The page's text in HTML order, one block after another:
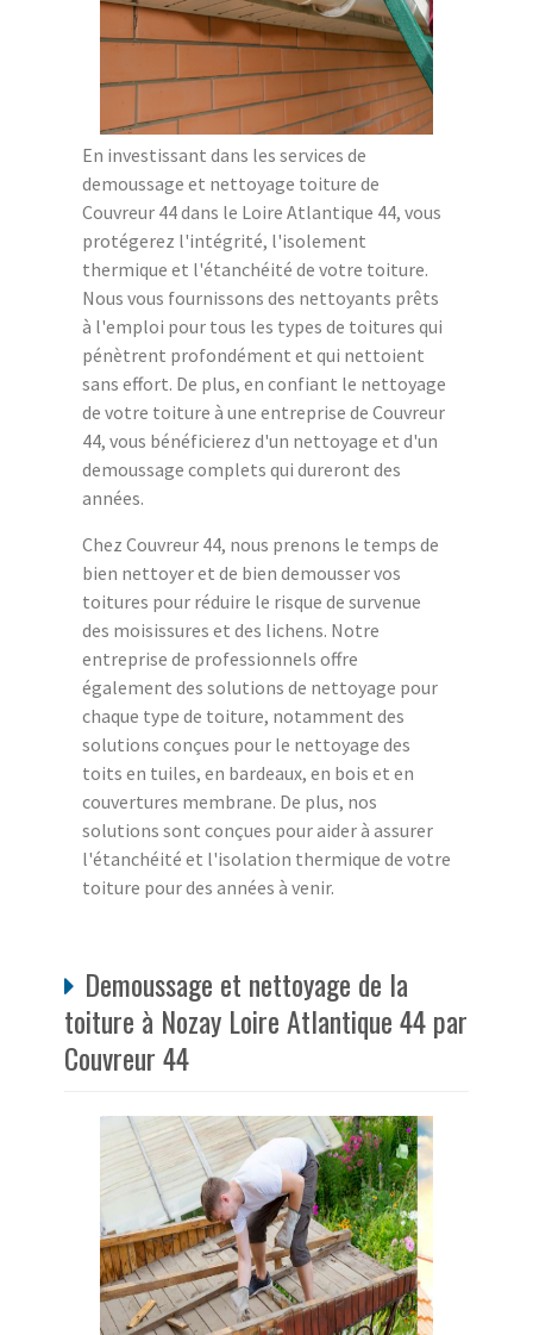
En investissant dans les services de
demoussage et nettoyage toiture de
Couvreur 44 dans le Loire Atlantique 44, vous
protégerez l'intégrité, l'isolement
thermique et l'étanchéité de votre toiture.
Nous vous fournissons des nettoyants prêts
à l'emploi pour tous les types de toitures qui
pénètrent profondément et qui nettoient
sans effort. De plus, en confiant le nettoyage
de votre toiture à une entreprise de Couvreur
44, vous bénéficierez d'un nettoyage et d'un
demoussage complets qui dureront des
années.
Chez Couvreur 44, nous prenons le temps de
bien nettoyer et de bien demousser vos
toitures pour réduire le risque de survenue
des moisissures et des lichens. Notre
entreprise de professionnels offre
également des solutions de nettoyage pour
chaque type de toiture, notamment des
solutions conçues pour le nettoyage des
toits en tuiles, en bardeaux, en bois et en
couvertures membrane. De plus, nos
solutions sont conçues pour aider à assurer
l'étanchéité et l'isolation thermique de votre
toiture pour des années à venir.
Demoussage et nettoyage de la
toiture à Nozay Loire Atlantique 44 par
Couvreur 44